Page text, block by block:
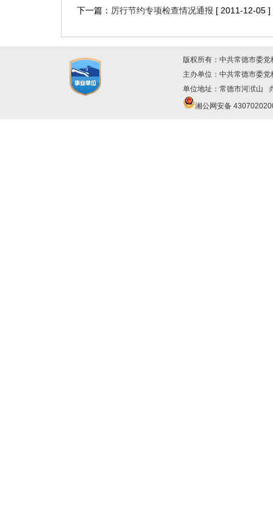
下一篇： 厉行节约专项检查情况通报 [ 2011-12-05 ]
版权所有：中共常德市委
主办单位：中共常德市
单位地址：常德市河洑山
湘公网安备